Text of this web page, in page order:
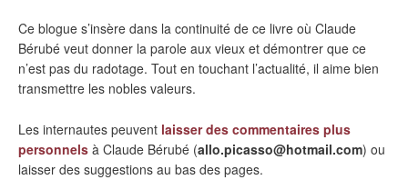
Ce blogue s’insère dans la continuité de ce livre où Claude
Bérubé veut donner la parole aux vieux et démontrer que ce
n’est pas du radotage. Tout en touchant l’actualité, il aime bien
transmettre les nobles valeurs.
Les internautes peuvent laisser des commentaires plus
personnels à Claude Bérubé (allo.picasso@hotmail.com) ou
laisser des suggestions au bas des pages.